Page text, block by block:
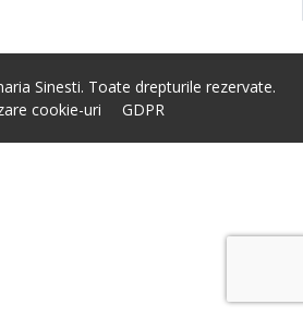
Sinesti. Toate drepturile rezervate.
cookie-uri
GDPR